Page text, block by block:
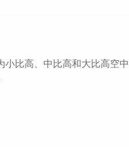
比高、中比高和大比高空中